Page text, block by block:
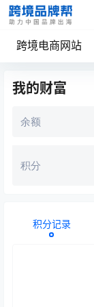
跨境电商网站
我的财富
余额
积分
积分记录